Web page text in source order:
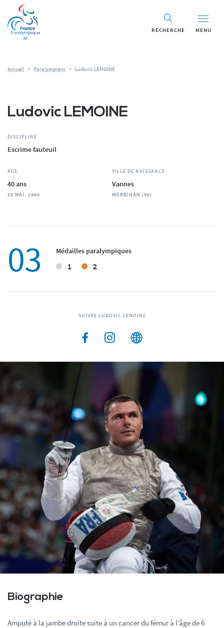
RECHERCHE MENU
Accueil > Paralympiens > Ludovic LEMOINE
Ludovic LEMOINE
DISCIPLINE
Escrime fauteuil
ÂGE
40 ans
25 MAI. 1986
VILLE DE NAISSANCE
Vannes
MORBIHAN (56)
03 Médailles paralympiques
1 2
SUIVRE LUDOVIC LEMOINE
Biographie
Amputé à la jambe droite suite à un cancer du fémur à l’âge de 6
Panneau de gestion des cookies